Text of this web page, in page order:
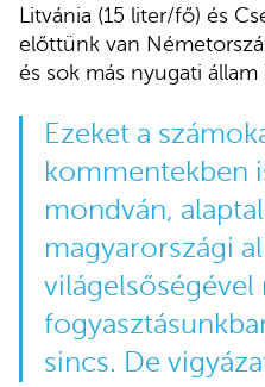
Litvánia (15 liter/fő) és
előttünk van
és sok más nyugati állam
Ezeket a
kommentekben
mondván,
magyarországi
világelsőségével
sincs. De